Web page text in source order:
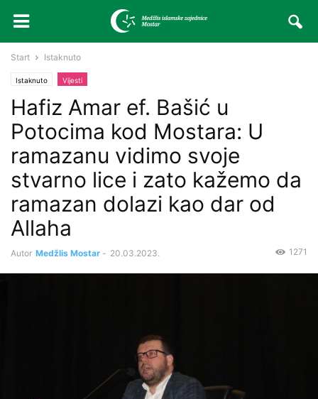
Start Istaknuto
Istaknuto Vijesti
Hafiz Amar ef. Bašić u
Potocima kod Mostara: U
ramazanu vidimo svoje
stvarno lice i zato kažemo da
ramazan dolazi kao dar od
Allaha
Autor Medžlis Mostar - 20.03.2023. 1271